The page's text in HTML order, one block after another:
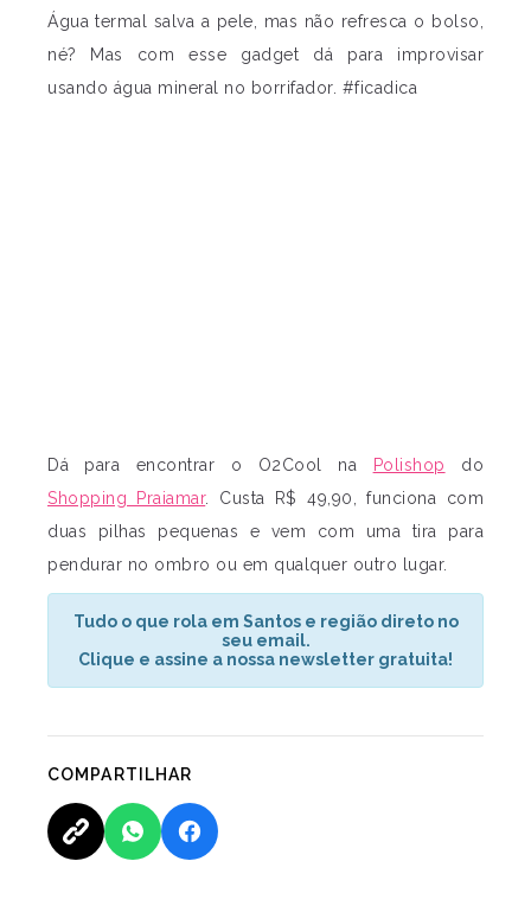
Água termal salva a pele, mas não refresca o bolso,
né? Mas com esse gadget dá para improvisar
usando água mineral no borrifador. #ficadica
Dá para encontrar o O2Cool na Polishop do
Shopping Praiamar. Custa R$ 49,90, funciona com
duas pilhas pequenas e vem com uma tira para
pendurar no ombro ou em qualquer outro lugar.
Tudo o que rola em Santos e região direto no
seu email.
Clique e assine a nossa newsletter gratuita!
COMPARTILHAR